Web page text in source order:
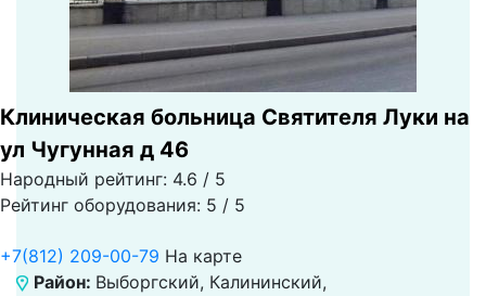
Клиническая больница Святителя Луки на
ул Чугунная д 46
Народный рейтинг: 4.6 / 5
Рейтинг оборудования: 5 / 5
+7(812) 209-00-79 На карте
Район: Выборгский, Калининский,